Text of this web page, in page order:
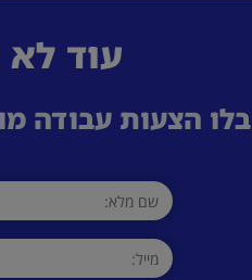
עוד לא
הצעות עבודה